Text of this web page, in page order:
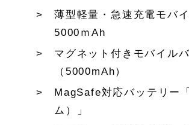
薄型軽量・急速充電モバ
5000ｍAh
マグネット付きモバイル
（5000mAh）
MagSafe対応バッテリー
ム）」